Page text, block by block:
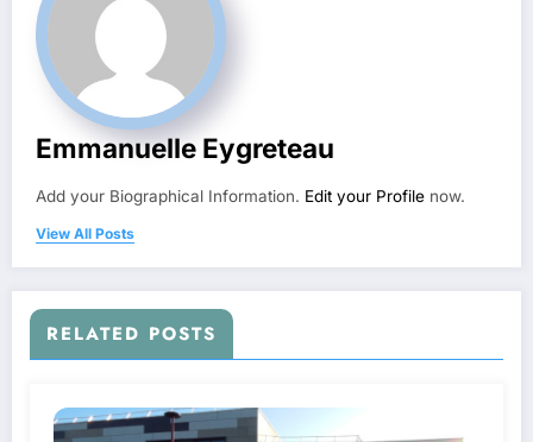
Emmanuelle Eygreteau
Add your Biographical Information. Edit your Profile now.
View All Posts
RELATED POSTS